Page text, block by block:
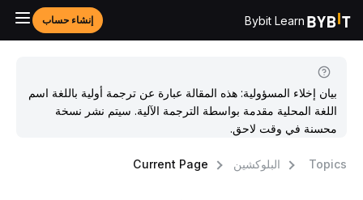
Bybit Learn إنشاء حساب
بيان إخلاء المسؤولية: هذه المقالة عبارة عن ترجمة أولية باللغة اسم
اللغة المحلية مقدمة بواسطة الترجمة الآلية. سيتم نشر نسخة
محسنة في وقت لاحق.
البلوكشين Current Page